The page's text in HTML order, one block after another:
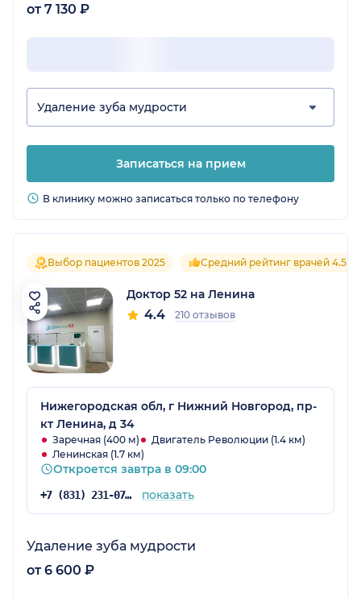
от 7 130 ₽
Удаление зуба мудрости
Записаться на прием
В клинику можно записаться только по телефону
Выбор пациентов 2025 Средний рейтинг врачей 4.5
Доктор 52 на Ленина
4.4 210 отзывов
Нижегородская обл, г Нижний Новгород, пр-
кт Ленина, д 34
Заречная (400 м)
Двигатель Революции (1.4 км)
Ленинская (1.7 км)
Откроется завтра в 09:00
+7 (831) 231-07-15 показать
Удаление зуба мудрости
от 6 600 ₽